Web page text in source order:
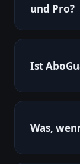
und Pro?
Ist
Was,